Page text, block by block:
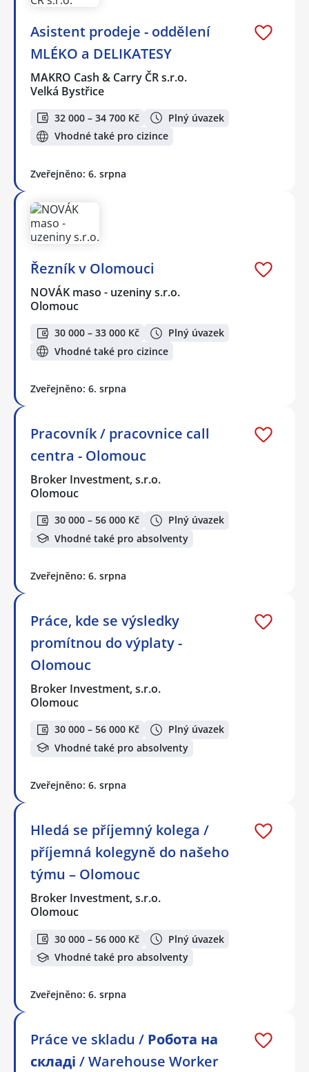
Asistent prodeje - oddělení
MLÉKO a DELIKATESY
MAKRO Cash & Carry ČR s.r.o.
Velká Bystřice
32 000 – 34 700 Kč
Plný úvazek
Vhodné také pro cizince
Zveřejněno: 6. srpna
Řezník v Olomouci
NOVÁK maso - uzeniny s.r.o.
Olomouc
30 000 – 33 000 Kč
Plný úvazek
Vhodné také pro cizince
Zveřejněno: 6. srpna
Pracovník / pracovnice call
centra - Olomouc
Broker Investment, s.r.o.
Olomouc
30 000 – 56 000 Kč
Plný úvazek
Vhodné také pro absolventy
Zveřejněno: 6. srpna
Práce, kde se výsledky
promítnou do výplaty -
Olomouc
Broker Investment, s.r.o.
Olomouc
30 000 – 56 000 Kč
Plný úvazek
Vhodné také pro absolventy
Zveřejněno: 6. srpna
Hledá se příjemný kolega /
příjemná kolegyně do našeho
týmu – Olomouc
Broker Investment, s.r.o.
Olomouc
30 000 – 56 000 Kč
Plný úvazek
Vhodné také pro absolventy
Zveřejněno: 6. srpna
Práce ve skladu / Робота на
складі / Warehouse Worker